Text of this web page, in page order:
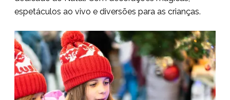
espetáculos ao vivo e diversões para as crianças.